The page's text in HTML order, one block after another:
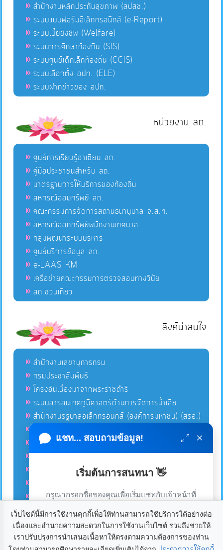
แชท... สอบถามข้อมูล! ×
เริ่มต้นการสนทนา 👋
กรุณากรอกชื่อของคุณเพื่อเริ่มแชทกับเจ้าหน้าที่
เว็บไซต์นี้มีการใช้งานคุกกี้เพื่อให้ท่านสามารถใช้บริการได้อย่างต่อ
เนื่องและอำนวยความสะดวกในการใช้งานเว็บไซต์ รวมถึงช่วยให้
เราปรับปรุงการนำเสนอเนื้อหาให้ตรงตามความต้องการของท่าน
สำนักงานหลักประกันสุขภาพ (สปสช.)
ระบบแบบฟอร์มอิเล็กทรอนิกส์ (e-Report)
ระบบเบี้ยยังชีพ (Welfare)
ระบบการศึกษาท้องถิ่น (SIS)
ระบบศูนย์เด็กเล็กท้องถิ่น (CCIS)
ระบบเลือกตั้ง อปท. (ELE)
ระบบฝากข่าวของ อปท.
หน่วยงาน สถ.
ศูนย์การเรียนรู้อาเซียน สถ.
คู่มือประชาชนสำหรับ สถ.
มาตรฐานการให้บริการของท้องถิ่น
สหกรณ์ออมทรัพย์ สถ.
คณะกรรมการจัดการสถานธนานุบาล จ.ส.ท.
สหกรณ์ออกทรัพย์พนักงานเทศบาล
กลุ่มพัฒนาระบบบริหาร
ศูนย์บริการข้อมูล สถ.
e-LAAS KM
เครือข่ายคณะกรรมการตรวจสอบทางวินัย
สถ.ชวนเที่ยว
ลิงค์น่าสนใจ
สำนักงานเลขานุการกรม
กรมประชาสัมพันธ์
โครงอันเนื่องมาจากพระราชดำริ
ระบบสารสนเทศภูมิศาสตร์ด้านการจัดการน้ำเสีย
สำนักงานรัฐบาลอิเล็กทรอนิกส์ (องค์การมหาชน) (สรอ.)
โครงการอนุรักษ์พันธุกรรมพืชอันเนื่องมาจากพระราชดำริ
คลังข่าวมหาไทย
คู่มือตาม พ.ร.บ.อำนวยความสดวกฯ
ฐานข้อมูลหน่วยงานภาครัฐ (INFO)
ศูนย์อำนวยการบริหารจังหวัดชายแดนภาคใต้ ศอ.บต.
ลิขสิทธิ์ © 2020-2021 องค์การบริหารส่วนตำบลแก้ง ขอสงวนไว้
ซึ่งสิทธิทั้งหมดบนเว็บไซต์นี้. องค์การบริหารส่วนตำบลแก้ง
เราใช้คุกกี้เพื่อเพิ่มประสบการณ์และความพึงพอใจในการใช้
งานเว็บไซต์ หากคุณกด “ยอมรับ” หรือใช้งานเว็บไซต์ของเรา